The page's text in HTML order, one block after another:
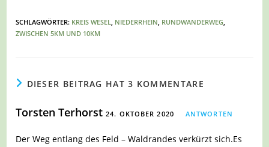
SCHLAGWÖRTER: KREIS WESEL NIEDERRHEIN RUNDWANDERWEG
ZWISCHEN 5KM UND 10KM
DIESER BEITRAG HAT 3 KOMMENTARE
Torsten Terhorst24. OKTOBER 2020 ANTWORTEN
Der Weg entlang des Feld – Waldrandes verkürzt sich.Es